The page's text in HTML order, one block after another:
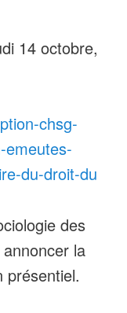
14 octobre,
chsg-
emeutes-
du-droit-du
des
la
présentiel.